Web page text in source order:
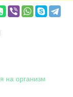
на организм